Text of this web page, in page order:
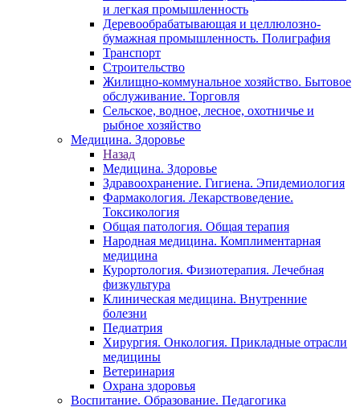
и легкая промышленность
Деревообрабатывающая и целлюлозно-
бумажная промышленность. Полиграфия
Транспорт
Строительство
Жилищно-коммунальное хозяйство. Бытовое
обслуживание. Торговля
Сельское, водное, лесное, охотничье и
рыбное хозяйство
Медицина. Здоровье
Назад
Медицина. Здоровье
Здравоохранение. Гигиена. Эпидемиология
Фармакология. Лекарствоведение.
Токсикология
Общая патология. Общая терапия
Народная медицина. Комплиментарная
медицина
Курортология. Физиотерапия. Лечебная
физкультура
Клиническая медицина. Внутренние
болезни
Педиатрия
Хирургия. Онкология. Прикладные отрасли
медицины
Ветеринария
Охрана здоровья
Воспитание. Образование. Педагогика